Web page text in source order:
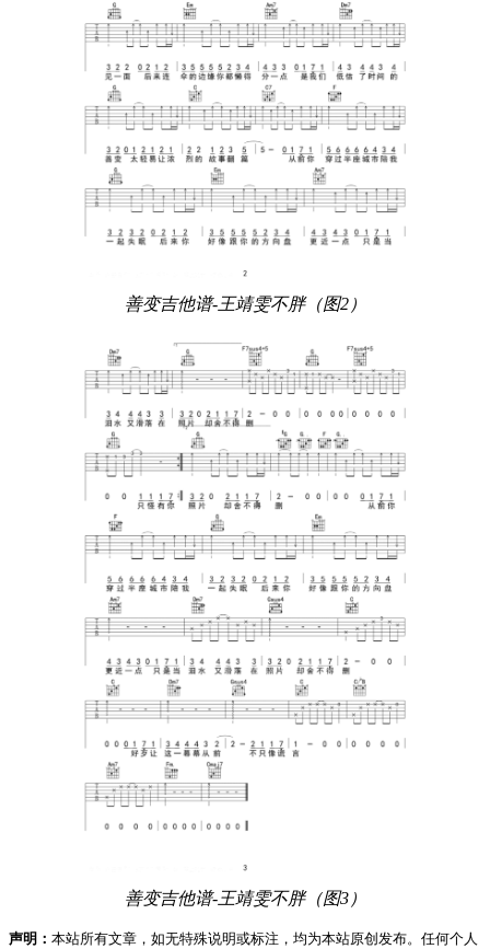
善变吉他谱-王靖雯不胖（图2）
善变吉他谱-王靖雯不胖（图3）
声明： 本站所有文章，如无特殊说明或标注，均为本站原创发布。任何个人